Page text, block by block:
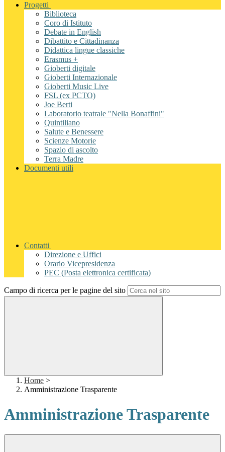
Progetti
Biblioteca
Coro di Istituto
Debate in English
Dibattito e Cittadinanza
Didattica lingue classiche
Erasmus +
Gioberti digitale
Gioberti Internazionale
Gioberti Music Live
FSL (ex PCTO)
Joe Berti
Laboratorio teatrale "Nella Bonaffini"
Quintiliano
Salute e Benessere
Scienze Motorie
Spazio di ascolto
Terra Madre
Documenti utili
Contatti
Direzione e Uffici
Orario Vicepresidenza
PEC (Posta elettronica certificata)
Campo di ricerca per le pagine del sito
Home >
Amministrazione Trasparente
Amministrazione Trasparente